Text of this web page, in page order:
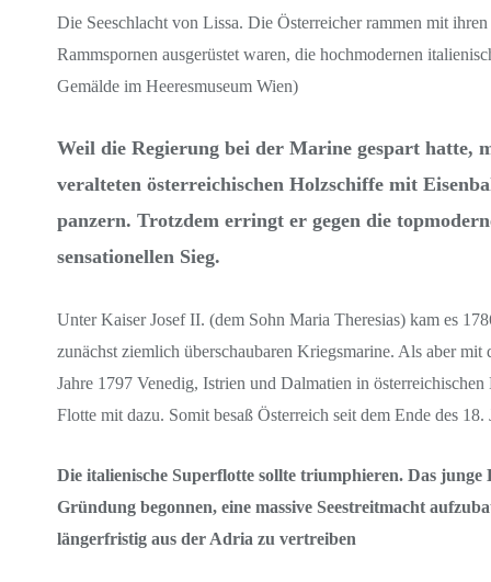
Die Seeschlacht von Lissa. Die Österreicher rammen mit
Rammspornen ausgerüstet waren, die hochmodernen
Gemälde im Heeresmuseum Wien)
Weil die Regierung bei der Marine gespart hatte,
veralteten österreichischen Holzschiffe mit
panzern. Trotzdem erringt er gegen die
sensationellen Sieg.
Unter Kaiser Josef II. (dem Sohn Maria Theresias) kam es
zunächst ziemlich überschaubaren Kriegsmarine. Als aber
Jahre 1797 Venedig, Istrien und Dalmatien in
Flotte mit dazu. Somit besaß Österreich seit dem Ende des
Die italienische Superflotte sollte triumphieren. Das
Gründung begonnen, eine massive Seestreitmacht
längerfristig aus der Adria zu vertreiben